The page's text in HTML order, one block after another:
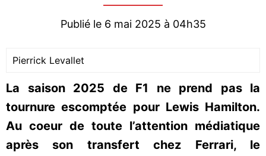
Publié le 6 mai 2025 à 04h35
Pierrick Levallet
La saison 2025 de F1 ne prend pas la
tournure escomptée pour Lewis Hamilton.
Au coeur de toute l’attention médiatique
après son transfert chez Ferrari, le